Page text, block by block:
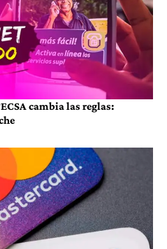
cambia las reglas: